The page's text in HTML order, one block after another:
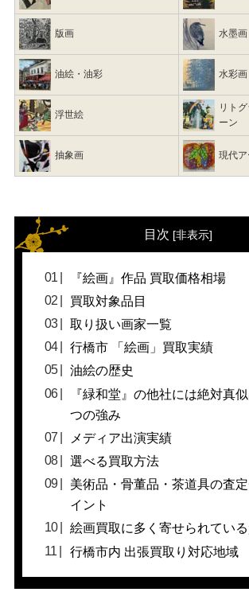
版画 水墨画
油絵・油彩 水彩画
浮世絵
リト
ーン
抽象画 現代ア
目次 [非表示]
『絵画』作品 買取価格相場
買取対象品目
取り扱い画家一覧
行橋市 「絵画」買取実績
油絵の歴史
『緑和堂』の他社には絶対真
つの強み
メディア出演実績
選べる買取方法
美術品・骨董品・茶道具の査
イント
絵画買取に多く寄せられてい
行橋市内 出張買取り対応地域